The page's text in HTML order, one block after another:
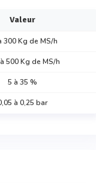
Valeur
300 Kg de MS/h
500 Kg de MS/h
5 à 35 %
à 0,25 bar